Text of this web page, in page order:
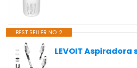
BEST SELLER NO. 2